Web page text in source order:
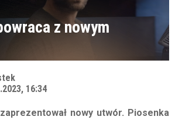
z nowym
16:34
nowy utwór. Piosenka